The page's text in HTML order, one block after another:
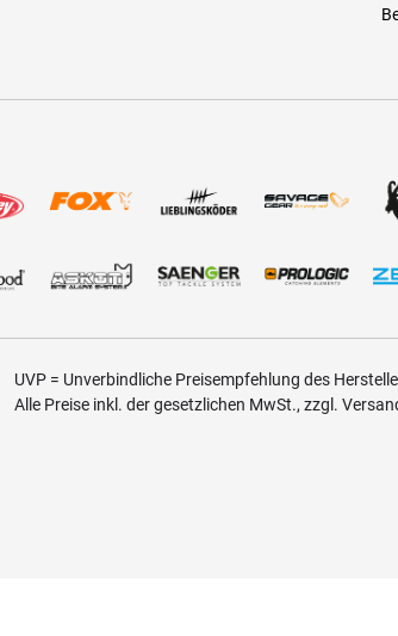
UVP = Unverbindliche Preisempfehlung des
Alle Preise inkl. der gesetzlichen MwSt., zzgl.